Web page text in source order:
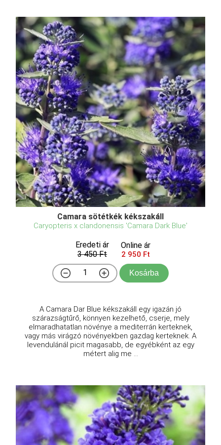
Camara sötétkék kékszakáll
Caryopteris x clandonensis 'Camara Dark Blue'
Eredeti ár
3 450 Ft
Online ár
2 950 Ft
Kosárba
A Camara Dar Blue kékszakáll egy igazán jó
szárazságtűrő, könnyen kezelhető, cserje, mely
elmaradhatatlan növénye a mediterrán kerteknek,
vagy más virágzó növényekben gazdag kerteknek. A
levendulánál picit magasabb, de egyébként az egy
métert alig me ...